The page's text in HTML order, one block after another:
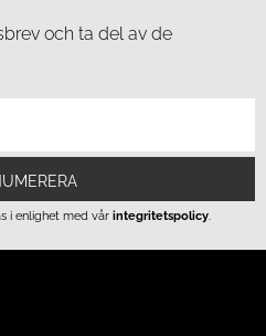
och ta del av de
i enlighet med vår integritetspolicy